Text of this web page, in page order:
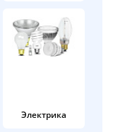
Электрика
раз в 2